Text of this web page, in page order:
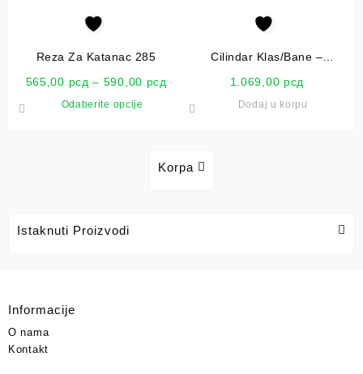
Korpa
Reza Za Katanac 285
565,00 рсд – 590,00 рсд
Odaberite opcije
Cilindar Klas/Bane –
1.069,00 рсд
Dodaj u korpu
Istaknuti Proizvodi
Informacije
O nama
Kontakt